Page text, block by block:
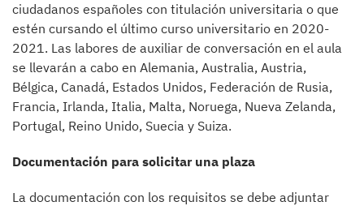
ciudadanos españoles con titulación universitaria o que
estén cursando el último curso universitario en 2020-
2021. Las labores de auxiliar de conversación en el aula
se llevarán a cabo en Alemania, Australia, Austria,
Bélgica, Canadá, Estados Unidos, Federación de Rusia,
Francia, Irlanda, Italia, Malta, Noruega, Nueva Zelanda,
Portugal, Reino Unido, Suecia y Suiza.
Documentación para solicitar una plaza
La documentación con los requisitos se debe adjuntar